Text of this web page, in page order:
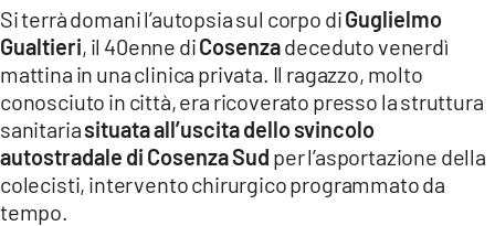
LACONAIR.IT
LACITYMAG.IT
ILREGGINO.IT
COSENZACHANNEL.IT
ILVIBONESE.IT
Si terrà domani l’autopsia sul corpo diGuglielmo
Gualtieri, il 40enne diCosenzadeceduto venerdì
mattina in una clinica privata. Il ragazzo, molto
conosciuto in città, era ricoverato presso la struttura
sanitariasituata all’uscita dello svincolo
autostradale di Cosenza Sud per l’asportazione della
colecisti, intervento chirurgico programmato da
tempo.